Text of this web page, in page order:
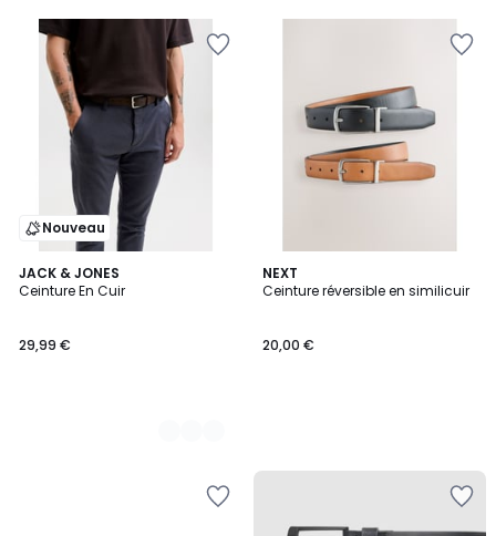
Nouveau
JACK & JONES
Ceinture En Cuir
29,99 €
2
Couleurs
NEXT
Ceinture réversible en similicuir
20,00 €